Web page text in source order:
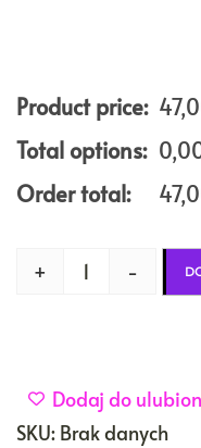
Product price:
Total options:
Order total:
+ -
Dodaj do
SKU: Brak danych